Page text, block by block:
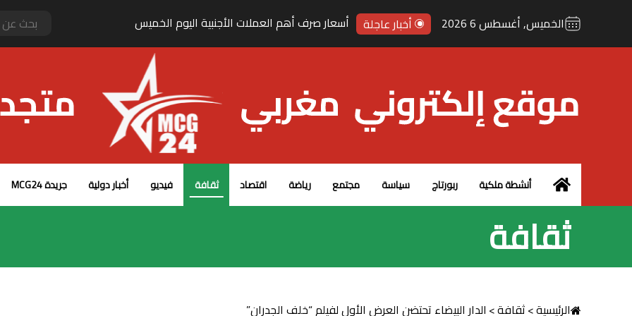
الخميس, أغسطس 6 2026 أخبار عاجلة إحباط تهريب 7300 قرص مهلوس بأكادير
الرئيسية – MCG24أنشطة ملكية ربورتاج سياسة مجتمع رياضة اقتصاد ثقافة فيديو أخبار دولية جريدة MCG24
ثقافة
الرئيسية>ثقافة> الدار البيضاء تحتضن العرض الأول لفيلم “خلف الجدران”